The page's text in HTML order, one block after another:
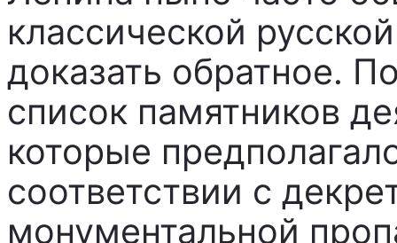
классической
доказать обратное.
список памятников
которые
соответствии с
монументальной